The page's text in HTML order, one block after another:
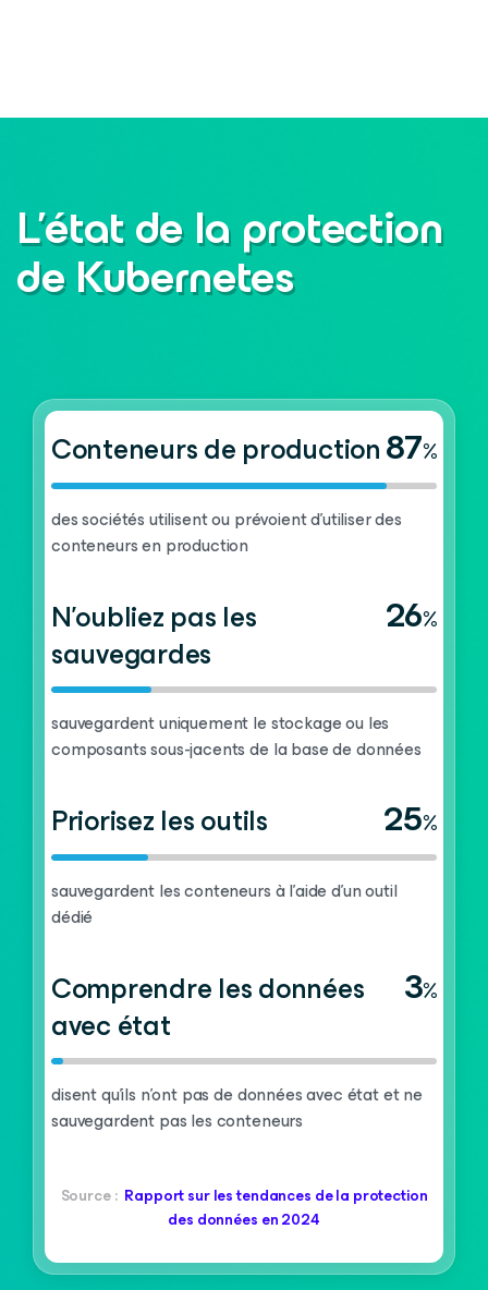
L’état de la protection
de Kubernetes
Conteneurs de production87%
des sociétés utilisent ou prévoient d'utiliser des
conteneurs en production
N’oubliez pas les
sauvegardes
26%
sauvegardent uniquement le stockage ou les
composants sous-jacents de la base de données
Priorisez les outils 25%
sauvegardent les conteneurs à l’aide d’un outil
dédié
Comprendre les données
avec état
3%
disent qu'ils n'ont pas de données avec état et ne
sauvegardent pas les conteneurs
Source : Rapport sur les tendances de la protection
des données en 2024